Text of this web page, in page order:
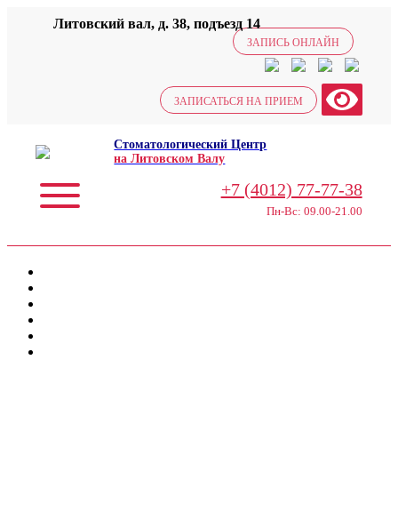
Литовский вал, д. 38, подъезд 14
ЗАПИСЬ ОНЛАЙН
ЗАПИСАТЬСЯ НА ПРИЕМ
Стоматологический Центр
на Литовском Валу
+7 (4012) 77-77-38
Пн-Вс: 09.00-21.00